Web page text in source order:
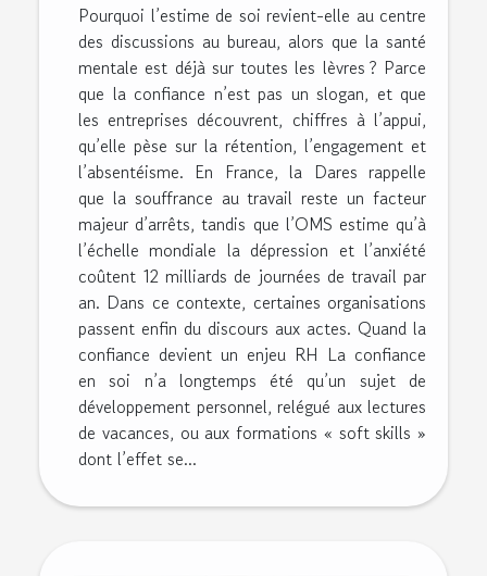
Pourquoi l’estime de soi revient-elle au centre
des discussions au bureau, alors que la santé
mentale est déjà sur toutes les lèvres ? Parce
que la confiance n’est pas un slogan, et que
les entreprises découvrent, chiffres à l’appui,
qu’elle pèse sur la rétention, l’engagement et
l’absentéisme. En France, la Dares rappelle
que la souffrance au travail reste un facteur
majeur d’arrêts, tandis que l’OMS estime qu’à
l’échelle mondiale la dépression et l’anxiété
coûtent 12 milliards de journées de travail par
an. Dans ce contexte, certaines organisations
passent enfin du discours aux actes. Quand la
confiance devient un enjeu RH La confiance
en soi n’a longtemps été qu’un sujet de
développement personnel, relégué aux lectures
de vacances, ou aux formations « soft skills »
dont l’effet se...